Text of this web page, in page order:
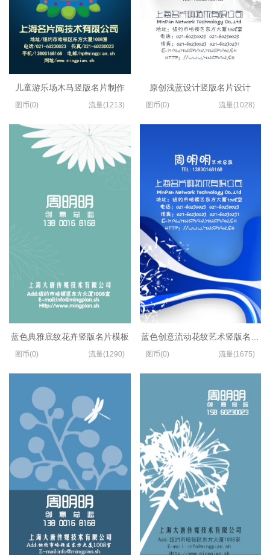
儿童游乐场木马竖版名片制作
图币(0) 流量(1213)
蓝色典雅底纹花卉竖版名片模板
图币(0) 流量(1290)
原创浅蓝设计竖版名片设计
图币(0) 流量(1028)
蓝色创意流动花纹艺术竖版名片设
图币(0) 流量(1675)